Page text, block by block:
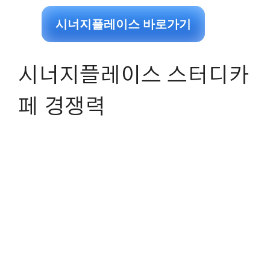
시너지플레이스 바로가기
시너지플레이스 스터디카
페 경쟁력